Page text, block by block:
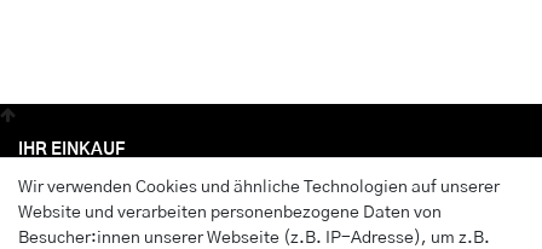
Wir verwenden Cookies und ähnliche Technologien auf unserer
Website und verarbeiten personenbezogene Daten von
Besucher:innen unserer Webseite (z.B. IP-Adresse), um z.B.
IHR EINKAUF
Anmelden